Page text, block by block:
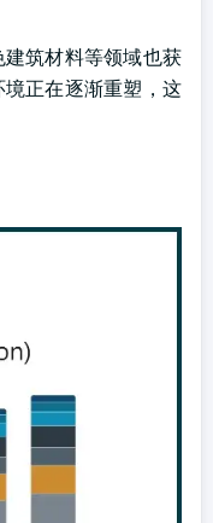
筑材料等领域也获
正在逐渐重塑，这